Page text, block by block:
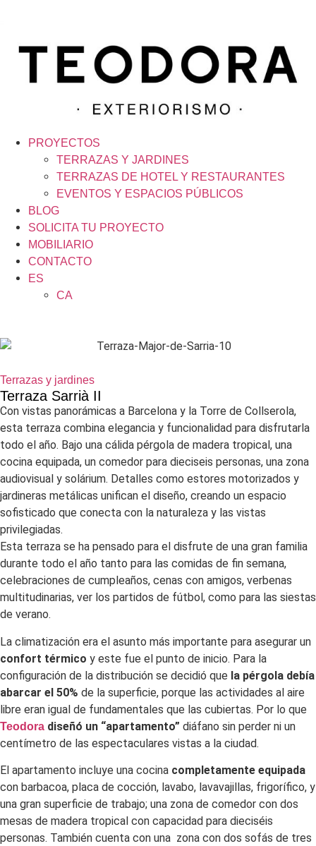
PROYECTOS
TERRAZAS Y JARDINES
TERRAZAS DE HOTEL Y RESTAURANTES
EVENTOS Y ESPACIOS PÚBLICOS
BLOG
SOLICITA TU PROYECTO
MOBILIARIO
CONTACTO
ES
CA
Terrazas y jardines
Terraza Sarrià II
Con vistas panorámicas a Barcelona y la Torre de Collserola,
esta terraza combina elegancia y funcionalidad para disfrutarla
todo el año. Bajo una cálida pérgola de madera tropical, una
cocina equipada, un comedor para dieciseis personas, una zona
audiovisual y solárium. Detalles como estores motorizados y
jardineras metálicas unifican el diseño, creando un espacio
sofisticado que conecta con la naturaleza y las vistas
privilegiadas.
Esta terraza se ha pensado para el disfrute de una gran familia
durante todo el año tanto para las comidas de fin semana,
celebraciones de cumpleaños, cenas con amigos, verbenas
multitudinarias, ver los partidos de fútbol, como para las siestas
de verano.
La climatización era el asunto más importante para asegurar un
confort térmico y este fue el punto de inicio. Para la
configuración de la distribución se decidió que la pérgola debía
abarcar el 50% de la superficie, porque las actividades al aire
libre eran igual de fundamentales que las cubiertas. Por lo que
Teodora diseñó un “apartamento” diáfano sin perder ni un
centímetro de las espectaculares vistas a la ciudad.
El apartamento incluye una cocina completamente equipada
con barbacoa, placa de cocción, lavabo, lavavajillas, frigorífico, y
una gran superficie de trabajo; una zona de comedor con dos
mesas de madera tropical con capacidad para dieciséis
personas. También cuenta con una zona con dos sofás de tres